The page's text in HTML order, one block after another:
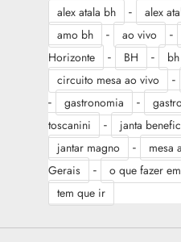
alex atala bh - alex
amo bh - ao vivo -
Horizonte
- BH -
circuito mesa ao vivo -
- gastronomia -
toscanini
- janta
jantar magno - mesa
Gerais
- o que fazer
tem que ir